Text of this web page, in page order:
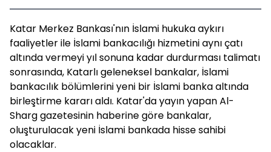
Katar Merkez Bankası'nın İslami hukuka aykırı
faaliyetler ile İslami bankacılığı hizmetini aynı çatı
altında vermeyi yıl sonuna kadar durdurması talimatı
sonrasında, Katarlı geleneksel bankalar, İslami
bankacılık bölümlerini yeni bir İslami banka altında
birleştirme kararı aldı. Katar'da yayın yapan Al-
Sharg gazetesinin haberine göre bankalar,
oluşturulacak yeni İslami bankada hisse sahibi
olacaklar.